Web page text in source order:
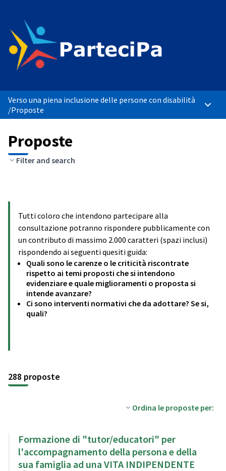
Verso una piena inclusione delle persone con disabilità
/Proposte
Proposte
Filter and search
Tutti coloro che intendono partecipare alla
consultazione potranno rispondere pubblicamente con
un contributo di massimo 2.000 caratteri (spazi inclusi)
rispondendo ai seguenti quesiti guida:
Quali sono le carenze o le criticità riscontrate
rispetto ai temi proposti che si intendono
evidenziare e quale miglioramenti o proposta si
intende avanzare?
Ci sono interventi normativi che da adottare? Se si,
quali?
288 proposte
Ordina le proposte per:
Formazione di "tutor/educatori" per
l'accompagnamento della persona e della
sua famiglia ad una VITA INDIPENDENTE